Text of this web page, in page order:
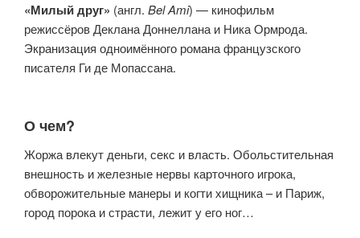
«Милый друг» (англ. Bel Ami) — кинофильм
режиссёров Деклана Доннеллана и Ника Ормрода.
Экранизация одноимённого романа французского
писателя Ги де Мопассана.
О чем?
Жоржа влекут деньги, секс и власть. Обольстительная
внешность и железные нервы карточного игрока,
обворожительные манеры и когти хищника – и Париж,
город порока и страсти, лежит у его ног…